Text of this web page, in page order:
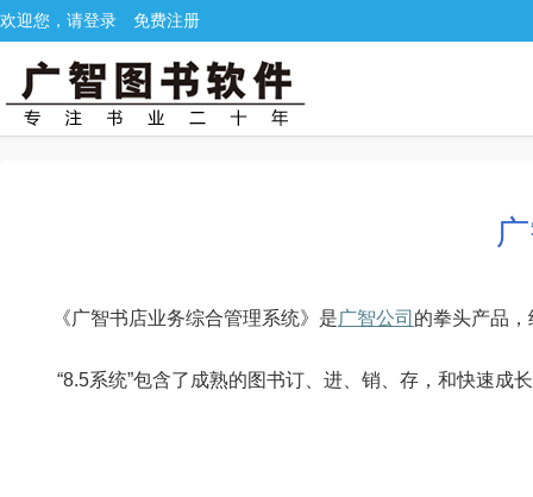
欢迎您，请登录 免费注册
《广智书店业务综合管理系统》是广智公司 的拳头产品
“8.5系统”包含了成熟的图书订、进、销、存，和快速成